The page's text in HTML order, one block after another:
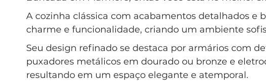
Condomínio Swiss Park Condomínio Sainte Anne Campinas
A cozinha clássica com acabamentos detalhados e
charme e funcionalidade, criando um ambiente
Seu design refinado se destaca por armários com
puxadores metálicos em dourado ou bronze e
resultando em um espaço elegante e atemporal.